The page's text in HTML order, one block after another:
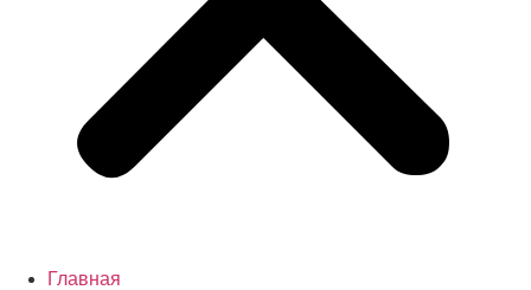
Главная